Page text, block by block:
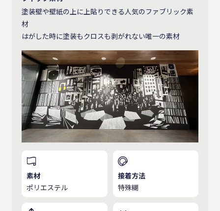
塗装壁や壁紙の上に上貼りできる人気のファブリック素
材
はがした時に塗装もクロスも剥がれない唯一の素材
素材
ポリエステル
接着方法
特殊糊